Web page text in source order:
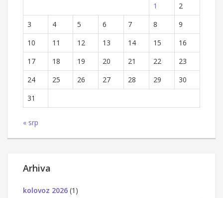
1
2
3
4 5 6 7 8
9
10
11 12 13 14 15
16
17
18 19 20 21 22
23
24
25 26 27 28 29
30
31
« srp
Arhiva
kolovoz 2026 (1)